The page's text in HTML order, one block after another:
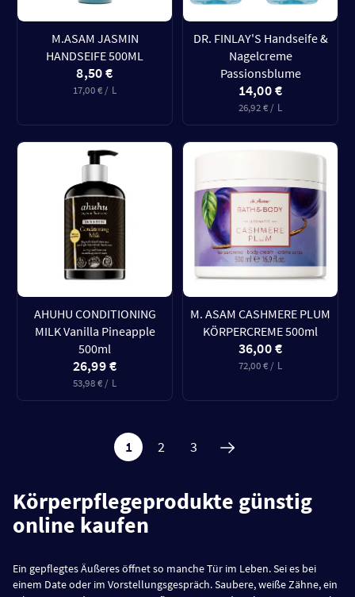
M.ASAM JASMIN
HANDSEIFE 500ML
8,50 €
17,00 € / L
DR. FINLAY'S Handseife &
Nagelcreme
Passionsblume
14,00 €
26,92 € / L
AHUHU CONDITIONING
MILK Vanilla Pineapple
500ml
26,99 €
53,98 € / L
M. ASAM CASHMERE PLUM
KÖRPERCREME 500ml
36,00 €
72,00 € / L
1 2 3
Körperpflegeprodukte günstig
online kaufen
Ein gepflegtes Äußeres öffnet so manche Tür im Leben. Sei es bei
einem Date oder im Vorstellungsgespräch. Saubere, weiße Zähne, ein